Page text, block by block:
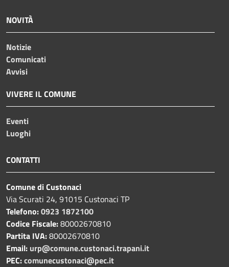
NOVITÀ
Notizie
Comunicati
Avvisi
VIVERE IL COMUNE
Eventi
Luoghi
CONTATTI
Comune di Custonaci
Via Scurati 24, 91015 Custonaci TP
Telefono:0923 1872100
Codice Fiscale:80002670810
Partita IVA:80002670810
Email: urp@comune.custonaci.trapani.it
PEC:comunecustonaci@pec.it